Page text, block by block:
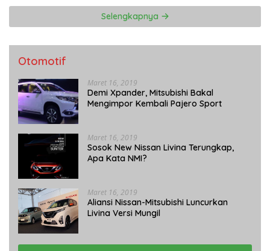
Selengkapnya
Otomotif
Maret 16, 2019
Demi Xpander, Mitsubishi Bakal
Mengimpor Kembali Pajero Sport
Maret 16, 2019
Sosok New Nissan Livina Terungkap,
Apa Kata NMI?
Maret 16, 2019
Aliansi Nissan-Mitsubishi Luncurkan
Livina Versi Mungil